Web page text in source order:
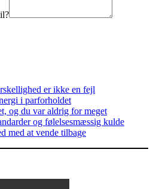
er ikke en fejl
i parforholdet
og du var aldrig for meget
og følelsesmæssig kulde
med at vende tilbage